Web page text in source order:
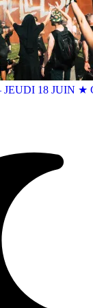
JEUDI 18 JUIN ★